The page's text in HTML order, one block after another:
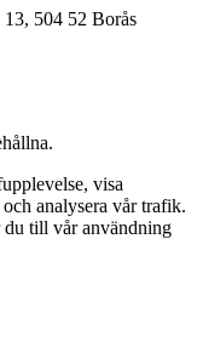
13, 504 52 Borås
visa
analysera vår trafik.
till vår användning